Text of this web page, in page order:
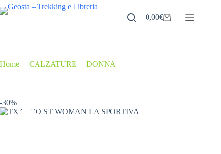
Salta
al
Carrello
0,00€
Home CALZATURE DONNA
-30%